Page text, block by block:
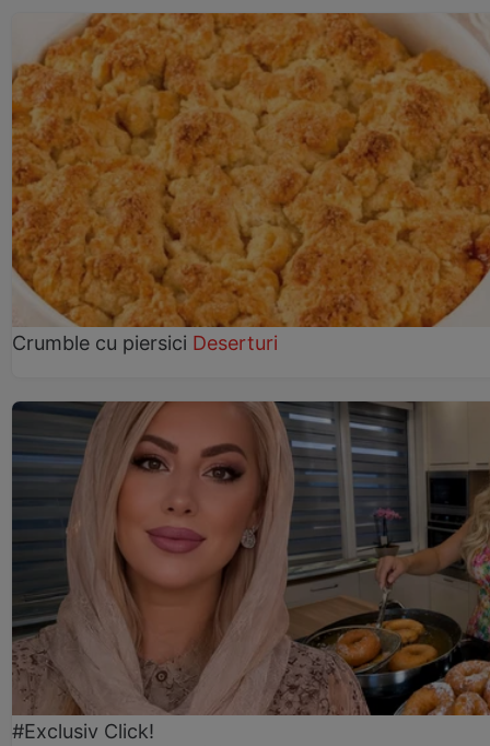
Crumble cu piersici Deserturi
#Exclusiv Click!